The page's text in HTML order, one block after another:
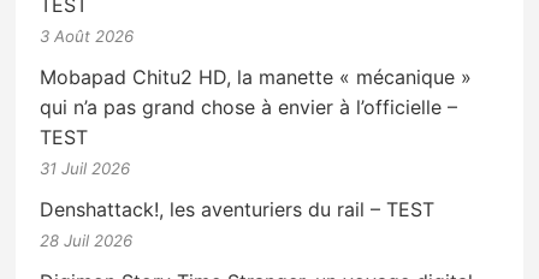
3 Août 2026
Mobapad Chitu2 HD, la manette « mécanique »
qui n’a pas grand chose à envier à l’officielle –
TEST
31 Juil 2026
Denshattack!, les aventuriers du rail – TEST
28 Juil 2026